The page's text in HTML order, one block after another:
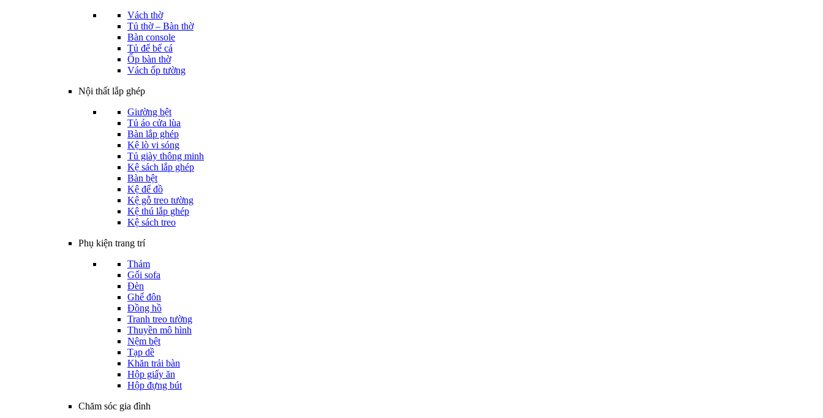
Vách thờ
Tủ thờ – Bàn thờ
Bàn console
Tủ để bể cá
Ốp bàn thờ
Vách ốp tường
Nội thất lắp ghép
Giường bệt
Tủ áo cửa lùa
Bàn lắp ghép
Kệ lò vi sóng
Tủ giày thông minh
Kệ sách lắp ghép
Bàn bệt
Kệ để đồ
Kệ gỗ treo tường
Kệ thú lắp ghép
Kệ sách treo
Phụ kiện trang trí
Thảm
Gối sofa
Đèn
Ghế đôn
Đồng hồ
Tranh treo tường
Thuyền mô hình
Nệm bệt
Tạp dề
Khăn trải bàn
Hộp giấy ăn
Hộp đựng bút
Chăm sóc gia đình